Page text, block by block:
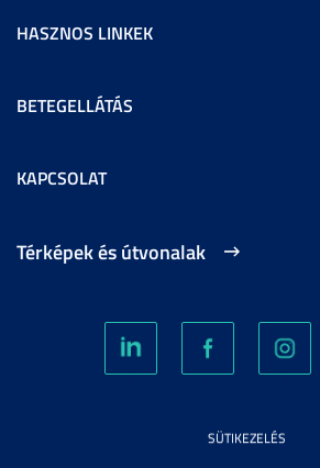
HASZNOS LINKEK
BETEGELLÁTÁS
KAPCSOLAT
Térképek és útvonalak
SÜTIKEZELÉS